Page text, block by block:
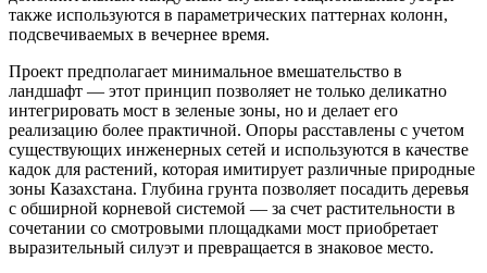
также используются в параметрических паттернах колонн,
подсвечиваемых в вечернее время.
Проект предполагает минимальное вмешательство в
ландшафт — этот принцип позволяет не только деликатно
интегрировать мост в зеленые зоны, но и делает его
реализацию более практичной. Опоры расставлены с учетом
существующих инженерных сетей и используются в качестве
кадок для растений, которая имитирует различные природные
зоны Казахстана. Глубина грунта позволяет посадить деревья
с обширной корневой системой — за счет растительности в
сочетании со смотровыми площадками мост приобретает
выразительный силуэт и превращается в знаковое место.